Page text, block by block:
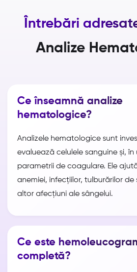
Întrebări
Analize
Ce înseamnă analize
hematologice?
Analizele hematologice sunt
evaluează celulele sanguine și, în
parametrii de coagulare. Ele
anemiei, infecțiilor, tulburărilor de
altor afecțiuni ale sângelui.
Ce este
completă?